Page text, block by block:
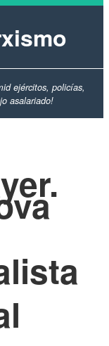
ejércitos, policías,
asalariado!